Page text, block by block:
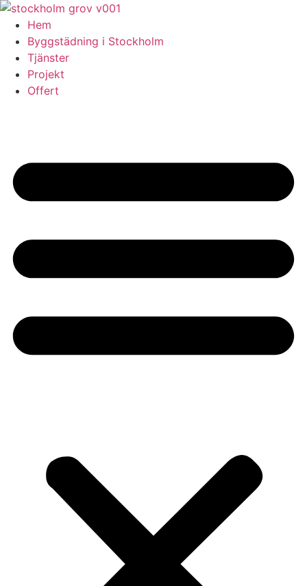
Skip
content
Hem
Byggstädning i Stockholm
Tjänster
Projekt
Offert